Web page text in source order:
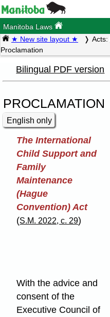
Manitoba Laws
★ New site layout ★ Acts:
Proclamation
Bilingual PDF version
PROCLAMATION
English only
The International
Child Support and
Family
Maintenance
(Hague
Convention) Act
(S.M. 2022, c. 29)
With the advice and
consent of the
Executive Council of